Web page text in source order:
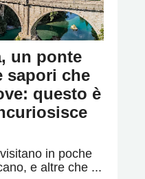
un ponte
sapori che
questo è
in poche
e altre che ...